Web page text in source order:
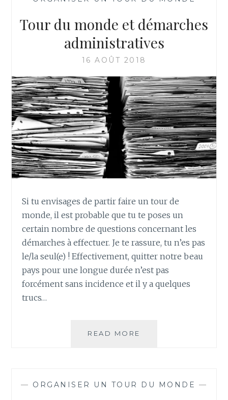
Tour du monde et démarches
administratives
16 AOÛT 2018
Si tu envisages de partir faire un tour de
monde, il est probable que tu te poses un
certain nombre de questions concernant les
démarches à effectuer. Je te rassure, tu n’es pas
le/la seul(e) ! Effectivement, quitter notre beau
pays pour une longue durée n’est pas
forcément sans incidence et il y a quelques
trucs…
READ MORE
ADMINISTRATIVES
— ORGANISER UN TOUR DU MONDE —